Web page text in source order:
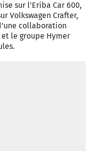
sur l’Eriba Car 600,
Volkswagen Crafter,
collaboration
le groupe Hymer